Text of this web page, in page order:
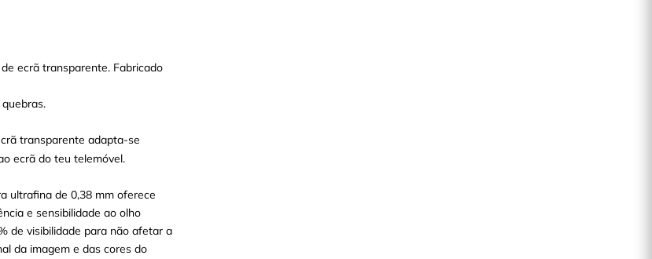
ecrã transparente. Fabricado
transparente adapta-se
ecrã do teu telemóvel.
ultrafina de 0,38 mm oferece
e sensibilidade ao olho
de visibilidade para não afetar a
da imagem e das cores do